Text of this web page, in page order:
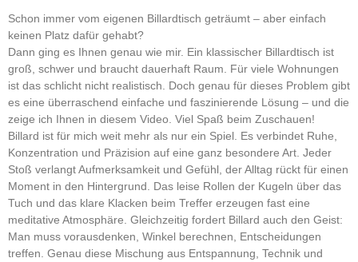
Schon immer vom eigenen Billardtisch geträumt – aber einfach
keinen Platz dafür gehabt?
Dann ging es Ihnen genau wie mir. Ein klassischer Billardtisch ist
groß, schwer und braucht dauerhaft Raum. Für viele Wohnungen
ist das schlicht nicht realistisch. Doch genau für dieses Problem gibt
es eine überraschend einfache und faszinierende Lösung – und die
zeige ich Ihnen in diesem Video. Viel Spaß beim Zuschauen!
Billard ist für mich weit mehr als nur ein Spiel. Es verbindet Ruhe,
Konzentration und Präzision auf eine ganz besondere Art. Jeder
Stoß verlangt Aufmerksamkeit und Gefühl, der Alltag rückt für einen
Moment in den Hintergrund. Das leise Rollen der Kugeln über das
Tuch und das klare Klacken beim Treffer erzeugen fast eine
meditative Atmosphäre. Gleichzeitig fordert Billard auch den Geist:
Man muss vorausdenken, Winkel berechnen, Entscheidungen
treffen. Genau diese Mischung aus Entspannung, Technik und